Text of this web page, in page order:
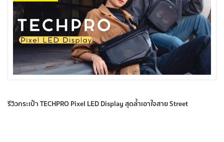
รีวิวกระเป๋า TECHPRO Pixel LED Display สุดล้ำเอาใจสาย Street